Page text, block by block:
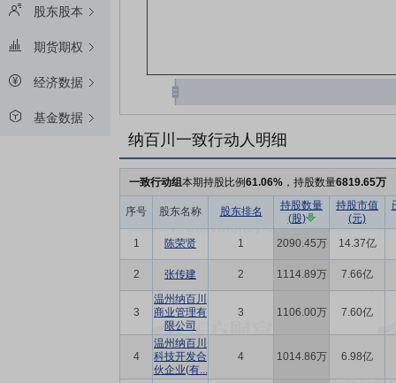
股东股本
期货期权
经济数据
基金数据
纳百川一致行动人明细
一致行动组本期持股比例61.06% ，持股数量6819.65万
序号 股东名称 股东排名
持股数量
(股)
持股市值
(元)
1 陈荣贤 1 2090.45万 14.37亿
2 张传建 2 1114.89万 7.66亿
3
温州纳百川
商业管理有
限公司
3 1106.00万 7.60亿
4
温州纳百川
科技开发合
伙企业(有...
4 1014.86万 6.98亿